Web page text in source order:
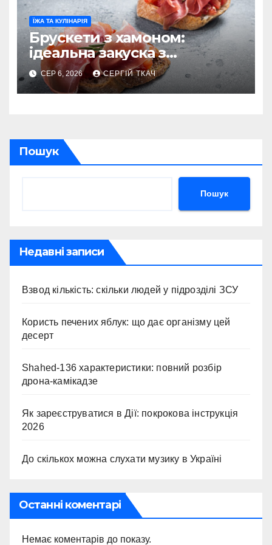
ЇЖА ТА КУЛІНАРІЯ
Брускети з хамоном:
ідеальна закуска з
характером
СЕР 6, 2026 СЕРГІЙ ТКАЧ
Пошук
Пошук
Недавні записи
Взвод кількість: скільки людей у підрозділі ЗСУ
Користь печених яблук: що дає організму цей
десерт
Shahed-136 характеристики: повний розбір
дрона-камікадзе
Як зареєструватися в Дії: покрокова інструкція
2026
До скількох можна слухати музику в Україні
Останні коментарі
Немає коментарів до показу.